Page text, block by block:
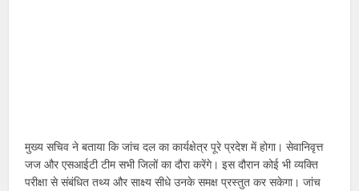
मुख्य सचिव ने बताया कि जांच दल का कार्यक्षेत्र पूरे प्रदेश में होगा। सेवानिवृत्त
जज और एसआईटी टीम सभी जिलों का दौरा करेंगे। इस दौरान कोई भी व्यक्ति
परीक्षा से संबंधित तथ्य और साक्ष्य सीधे उनके समक्ष प्रस्तुत कर सकेगा। जांच